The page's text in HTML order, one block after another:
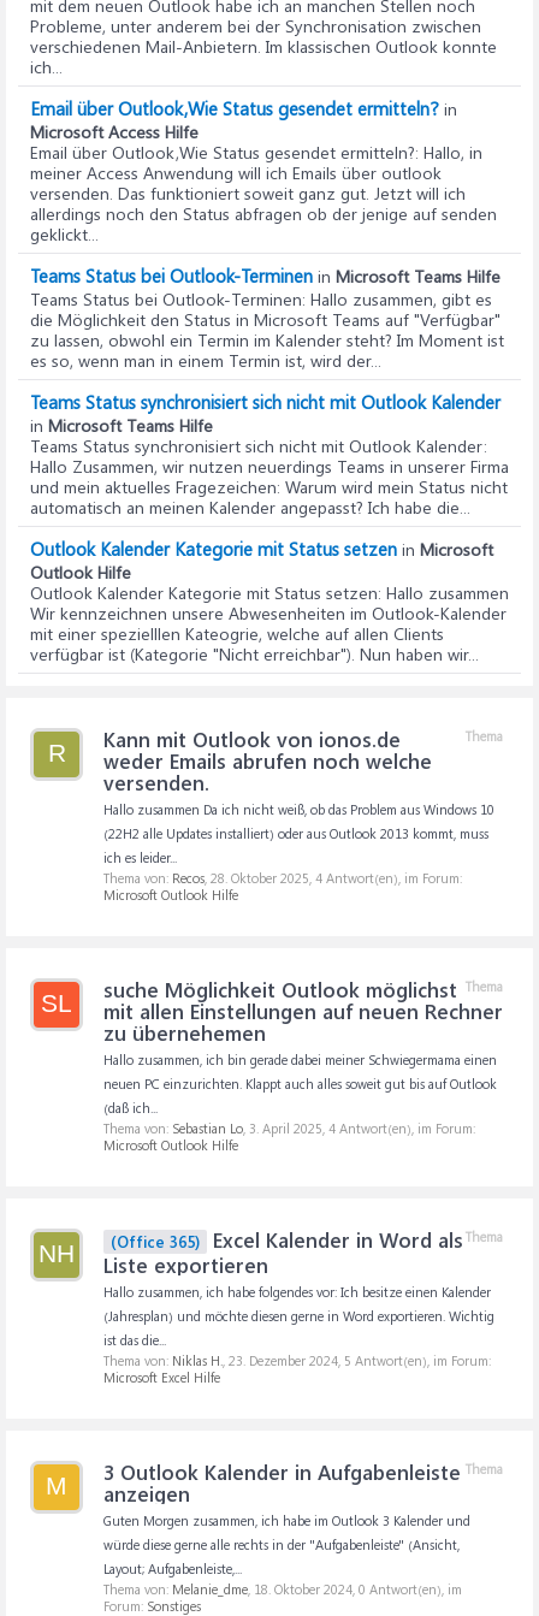
mit dem neuen Outlook habe ich an manchen Stellen noch
Probleme, unter anderem bei der Synchronisation zwischen
verschiedenen Mail-Anbietern. Im klassischen Outlook konnte
ich...
Email über Outlook,Wie Status gesendet ermitteln? in
Microsoft Access Hilfe
Email über Outlook,Wie Status gesendet ermitteln?: Hallo, in
meiner Access Anwendung will ich Emails über outlook
versenden. Das funktioniert soweit ganz gut. Jetzt will ich
allerdings noch den Status abfragen ob der jenige auf senden
geklickt...
Teams Status bei Outlook-Terminen in Microsoft Teams Hilfe
Teams Status bei Outlook-Terminen: Hallo zusammen, gibt es
die Möglichkeit den Status in Microsoft Teams auf "Verfügbar"
zu lassen, obwohl ein Termin im Kalender steht? Im Moment ist
es so, wenn man in einem Termin ist, wird der...
Teams Status synchronisiert sich nicht mit Outlook Kalender
in Microsoft Teams Hilfe
Teams Status synchronisiert sich nicht mit Outlook Kalender:
Hallo Zusammen, wir nutzen neuerdings Teams in unserer Firma
und mein aktuelles Fragezeichen: Warum wird mein Status nicht
automatisch an meinen Kalender angepasst? Ich habe die...
Outlook Kalender Kategorie mit Status setzen in Microsoft
Outlook Hilfe
Outlook Kalender Kategorie mit Status setzen: Hallo zusammen
Wir kennzeichnen unsere Abwesenheiten im Outlook-Kalender
mit einer spezielllen Kateogrie, welche auf allen Clients
verfügbar ist (Kategorie "Nicht erreichbar"). Nun haben wir...
R
Thema
Kann mit Outlook von ionos.de
weder Emails abrufen noch welche
versenden.
Hallo zusammen Da ich nicht weiß, ob das Problem aus Windows 10
(22H2 alle Updates installiert) oder aus Outlook 2013 kommt, muss
ich es leider...
Thema von: Recos, 28. Oktober 2025, 4 Antwort(en), im Forum:
Microsoft Outlook Hilfe
SL
Thema
suche Möglichkeit Outlook möglichst
mit allen Einstellungen auf neuen Rechner
zu übernehemen
Hallo zusammen, ich bin gerade dabei meiner Schwiegermama einen
neuen PC einzurichten. Klappt auch alles soweit gut bis auf Outlook
(daß ich...
Thema von: Sebastian Lo, 3. April 2025, 4 Antwort(en), im Forum:
Microsoft Outlook Hilfe
NH
Thema
(Office 365)
Excel Kalender in Word als
Liste exportieren
Hallo zusammen, ich habe folgendes vor: Ich besitze einen Kalender
(Jahresplan) und möchte diesen gerne in Word exportieren. Wichtig
ist das die...
Thema von: Niklas H., 23. Dezember 2024, 5 Antwort(en), im Forum:
Microsoft Excel Hilfe
M
Thema
3 Outlook Kalender in Aufgabenleiste
anzeigen
Guten Morgen zusammen, ich habe im Outlook 3 Kalender und
würde diese gerne alle rechts in der "Aufgabenleiste" (Ansicht,
Layout; Aufgabenleiste,...
Thema von: Melanie_dme, 18. Oktober 2024, 0 Antwort(en), im
Forum: Sonstiges